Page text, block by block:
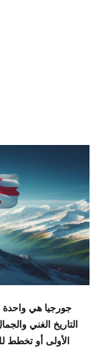
جورجيا هي
التاريخ الغني
الأولى أو تخطط